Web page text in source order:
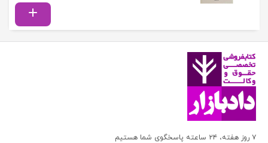
۷ روز هفته، ۲۴ ساعته پاسخگوی شما هستیم